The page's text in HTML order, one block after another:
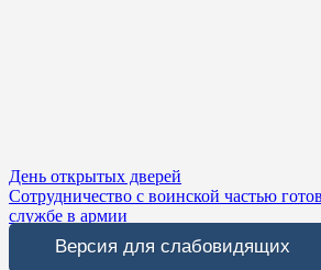
Навигация
по
записям
День открытых дверей
Сотрудничество с воинской частью
службе в армии
Версия для слабовидящих